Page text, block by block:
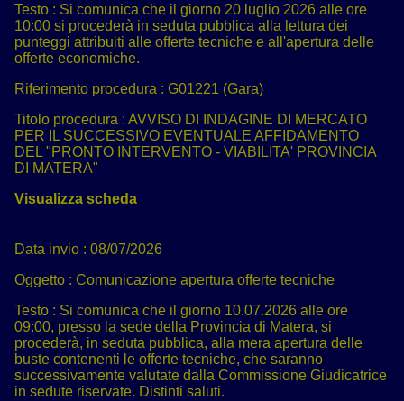
Testo : Si comunica che il giorno 20 luglio 2026 alle ore
10:00 si procederà in seduta pubblica alla lettura dei
punteggi attribuiti alle offerte tecniche e all'apertura delle
offerte economiche.
Riferimento procedura : G01221 (Gara)
Titolo procedura : AVVISO DI INDAGINE DI MERCATO
PER IL SUCCESSIVO EVENTUALE AFFIDAMENTO
DEL "PRONTO INTERVENTO - VIABILITA' PROVINCIA
DI MATERA"
Visualizza scheda
Data invio : 08/07/2026
Oggetto : Comunicazione apertura offerte tecniche
Testo : Si comunica che il giorno 10.07.2026 alle ore
09:00, presso la sede della Provincia di Matera, si
procederà, in seduta pubblica, alla mera apertura delle
buste contenenti le offerte tecniche, che saranno
successivamente valutate dalla Commissione Giudicatrice
in sedute riservate. Distinti saluti.